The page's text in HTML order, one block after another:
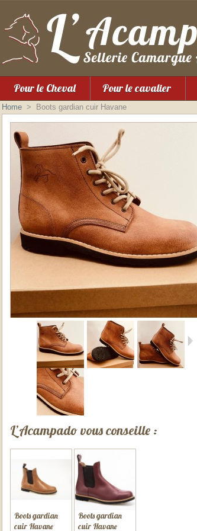
Pour le Cheval Pour le cavalier
Home > Boots gardian cuir Havane
L’Acampado vous conseille :
Boots gardian
cuir Havane
Boots gardian
cuir Havane